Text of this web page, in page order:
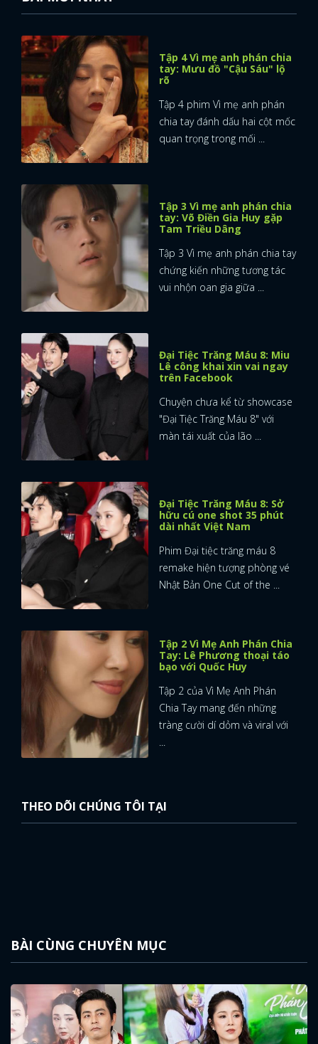
Tập 4 Vì mẹ anh phán chia
tay: Mưu đồ "Cậu Sáu" lộ
rõ
Tập 4 phim Vì mẹ anh phán
chia tay đánh dấu hai cột mốc
quan trọng trong mối ...
Tập 3 Vì mẹ anh phán chia
tay: Võ Điền Gia Huy gặp
Tam Triều Dâng
Tập 3 Vì mẹ anh phán chia tay
chứng kiến những tương tác
vui nhộn oan gia giữa ...
Đại Tiệc Trăng Máu 8: Miu
Lê công khai xin vai ngay
trên Facebook
Chuyện chưa kể từ showcase
"Đại Tiệc Trăng Máu 8" với
màn tái xuất của lão ...
Đại Tiệc Trăng Máu 8: Sở
hữu cú one shot 35 phút
dài nhất Việt Nam
Phim Đại tiệc trăng máu 8
remake hiện tượng phòng vé
Nhật Bản One Cut of the ...
Tập 2 Vì Mẹ Anh Phán Chia
Tay: Lê Phương thoại táo
bạo với Quốc Huy
Tập 2 của Vì Mẹ Anh Phán
Chia Tay mang đến những
tràng cười dí dỏm và viral với
THEO DÕI CHÚNG TÔI TẠI
BÀI CÙNG CHUYÊN MỤC